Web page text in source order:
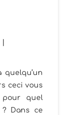
ceci vous
pour quel
Dans ce